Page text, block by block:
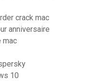
crack mac
anniversaire
mac
10